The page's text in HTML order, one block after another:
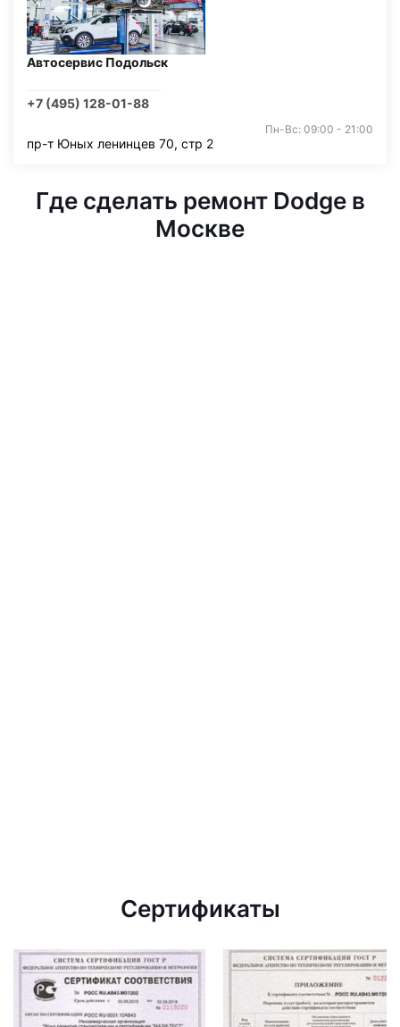
Автосервис Подольск
+7 (495) 128-01-88
Пн-Вс: 09:00 - 21:00
пр-т Юных ленинцев 70, стр 2
Где сделать ремонт Dodge в
Москве
Сертификаты